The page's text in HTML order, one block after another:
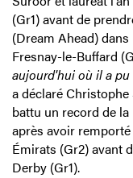
(Gr1) avant de
(Dream Ahead)
Fresnay-le-Buffard
aujourd'hui où il a pu
a déclaré
battu un record de la
après avoir
Émirats (Gr2) avant
Derby (Gr1).